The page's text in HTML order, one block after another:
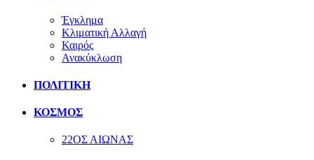
Έγκλημα
Κλιματική Αλλαγή
Καιρός
Ανακύκλωση
ΠΟΛΙΤΙΚΗ
ΚΟΣΜΟΣ
22ΟΣ ΑΙΩΝΑΣ